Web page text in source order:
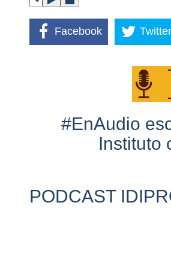
Facebook Twitter
#EnAudio
Instituto
PODCAST